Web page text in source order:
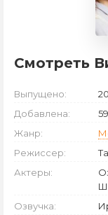
Смотреть
Выпущено:
Добавлена:
Жанр:
Режиссер:
Актеры:
Озвучка: